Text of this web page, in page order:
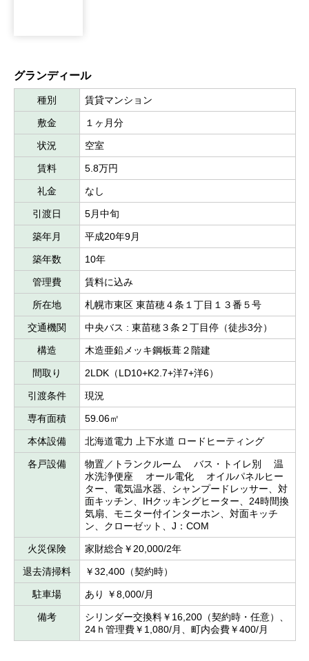
グランディール
種別 賃貸マンション
敷金 １ヶ月分
状況 空室
賃料 5.8万円
礼金 なし
引渡日 5月中旬
築年月 平成20年9月
築年数 10年
管理費 賃料に込み
所在地 札幌市東区 東苗穂４条１丁目１３番５号
交通機関 中央バス : 東苗穂３条２丁目停（徒歩3分）
構造 木造亜鉛メッキ鋼板葺２階建
間取り 2LDK（LD10+K2.7+洋7+洋6）
引渡条件 現況
専有面積 59.06㎡
本体設備 北海道電力 上下水道 ロードヒーティング
各戸設備
物置／トランクルーム バス・トイレ別 温
水洗浄便座 オール電化 オイルパネルヒー
ター、電気温水器、シャンプードレッサー、対
面キッチン、IHクッキングヒーター、24時間換
気扇、モニター付インターホン、対面キッチ
ン、クローゼット、J：COM
火災保険 家財総合￥20,000/2年
退去清掃料 ￥32,400（契約時）
駐車場 あり ￥8,000/月
備考
シリンダー交換料￥16,200（契約時・任意）、
24ｈ管理費￥1,080/月、町内会費￥400/月